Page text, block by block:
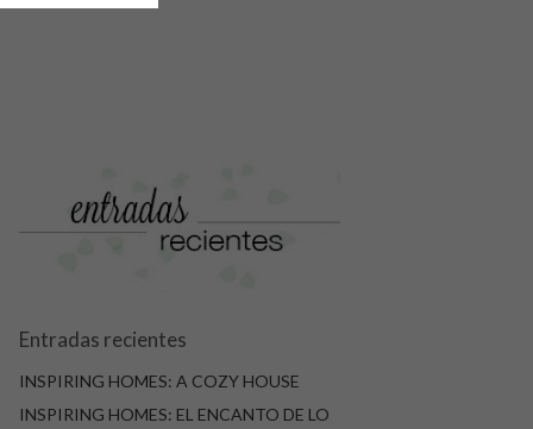
Entradas recientes
INSPIRING HOMES: A COZY HOUSE
INSPIRING HOMES: EL ENCANTO DE LO